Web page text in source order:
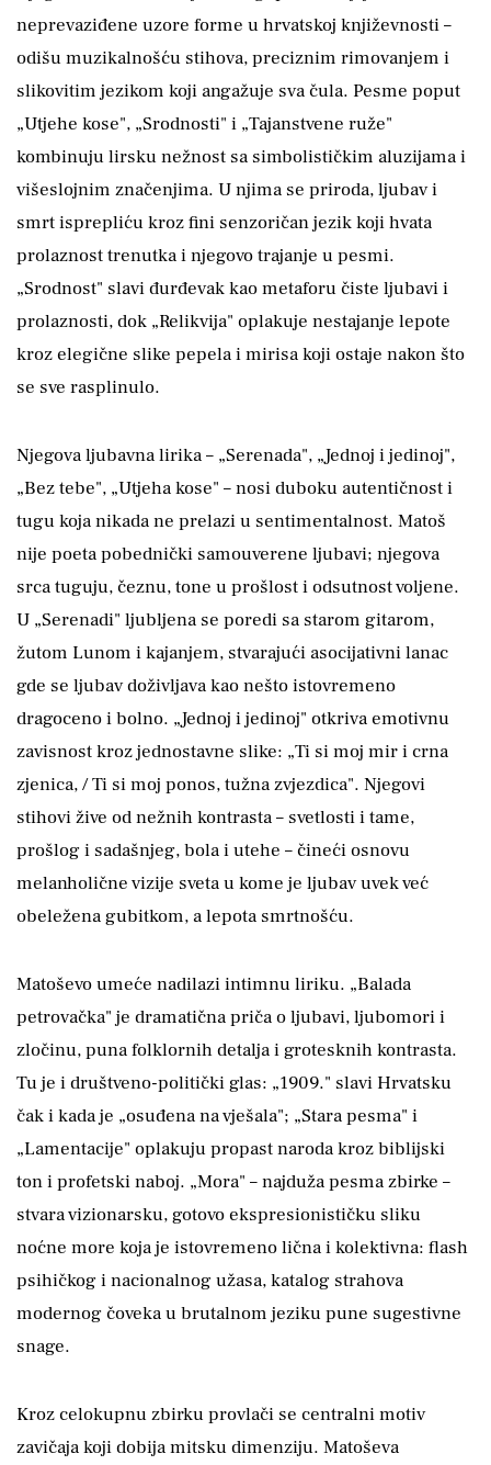
neprevaziđene uzore forme u hrvatskoj književnosti –
odišu muzikalnošću stihova, preciznim rimovanjem i
slikovitim jezikom koji angažuje sva čula. Pesme poput
„Utjehe kose", „Srodnosti" i „Tajanstvene ruže"
kombinuju lirsku nežnost sa simbolističkim aluzijama i
višeslojnim značenjima. U njima se priroda, ljubav i
smrt isprepliću kroz fini senzoričan jezik koji hvata
prolaznost trenutka i njegovo trajanje u pesmi.
„Srodnost" slavi đurđevak kao metaforu čiste ljubavi i
prolaznosti, dok „Relikvija" oplakuje nestajanje lepote
kroz elegične slike pepela i mirisa koji ostaje nakon što
se sve rasplinulo.
Njegova ljubavna lirika – „Serenada", „Jednoj i jedinoj",
„Bez tebe", „Utjeha kose" – nosi duboku autentičnost i
tugu koja nikada ne prelazi u sentimentalnost. Matoš
nije poeta pobednički samouverene ljubavi; njegova
srca tuguju, čeznu, tone u prošlost i odsutnost voljene.
U „Serenadi" ljubljena se poredi sa starom gitarom,
žutom Lunom i kajanjem, stvarajući asocijativni lanac
gde se ljubav doživljava kao nešto istovremeno
dragoceno i bolno. „Jednoj i jedinoj" otkriva emotivnu
zavisnost kroz jednostavne slike: „Ti si moj mir i crna
zjenica, / Ti si moj ponos, tužna zvjezdica". Njegovi
stihovi žive od nežnih kontrasta – svetlosti i tame,
prošlog i sadašnjeg, bola i utehe – čineći osnovu
melanholične vizije sveta u kome je ljubav uvek već
obeležena gubitkom, a lepota smrtnošću.
Matoševo umeće nadilazi intimnu liriku. „Balada
petrovačka" je dramatična priča o ljubavi, ljubomori i
zločinu, puna folklornih detalja i grotesknih kontrasta.
Tu je i društveno-politički glas: „1909." slavi Hrvatsku
čak i kada je „osuđena na vješala"; „Stara pesma" i
„Lamentacije" oplakuju propast naroda kroz biblijski
ton i profetski naboj. „Mora" – najduža pesma zbirke –
stvara vizionarsku, gotovo ekspresionističku sliku
noćne more koja je istovremeno lična i kolektivna: flash
psihičkog i nacionalnog užasa, katalog strahova
modernog čoveka u brutalnom jeziku pune sugestivne
snage.
Kroz celokupnu zbirku provlači se centralni motiv
zavičaja koji dobija mitsku dimenziju. Matoševa